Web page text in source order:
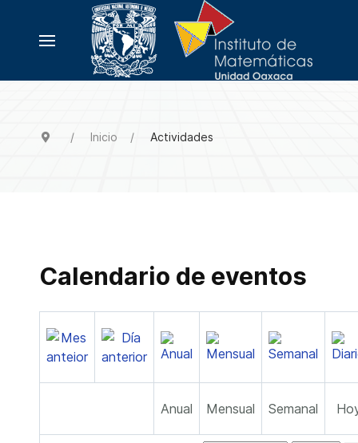
Inicio Actividades
Calendario de eventos
Anual Mensual Semanal